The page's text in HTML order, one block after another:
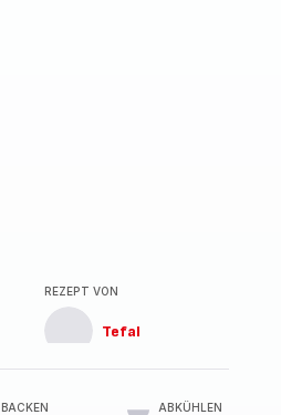
REZEPT VON
Tefal
BACKEN ABKÜHLEN